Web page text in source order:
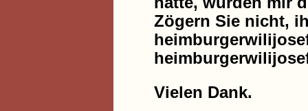
Zögern Sie nicht,
Vielen Dank.